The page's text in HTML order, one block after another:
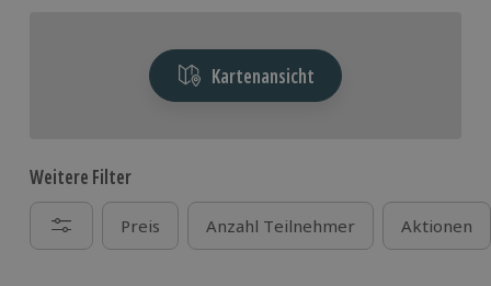
Kartenansicht
Weitere Filter
Preis Anzahl Teilnehmer Aktionen